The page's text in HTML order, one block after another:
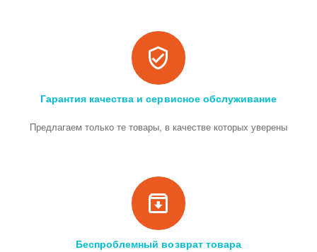
Гарантия качества и сервисное обслуживание
Предлагаем только те товары, в качестве которых уверены
Беспроблемный возврат товара